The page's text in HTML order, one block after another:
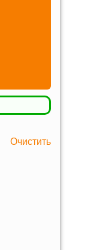
Очистить